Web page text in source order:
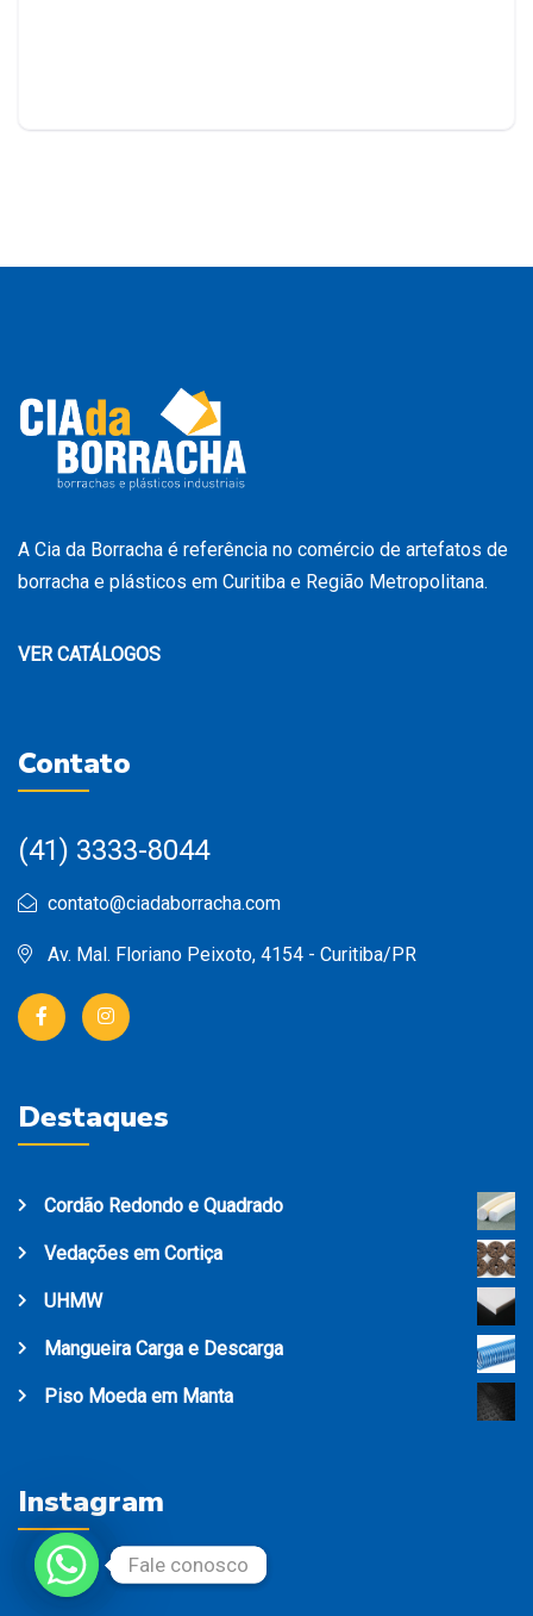
A Cia da Borracha é referência no comércio de artefatos de
borracha e plásticos em Curitiba e Região Metropolitana.
VER CATÁLOGOS
Contato
(41) 3333-8044
contato@ciadaborracha.com
Av. Mal. Floriano Peixoto, 4154 - Curitiba/PR
Destaques
Cordão Redondo e Quadrado
Vedações em Cortiça
UHMW
Mangueira Carga e Descarga
Piso Moeda em Manta
Instagram
Fale conosco
Fale conosco